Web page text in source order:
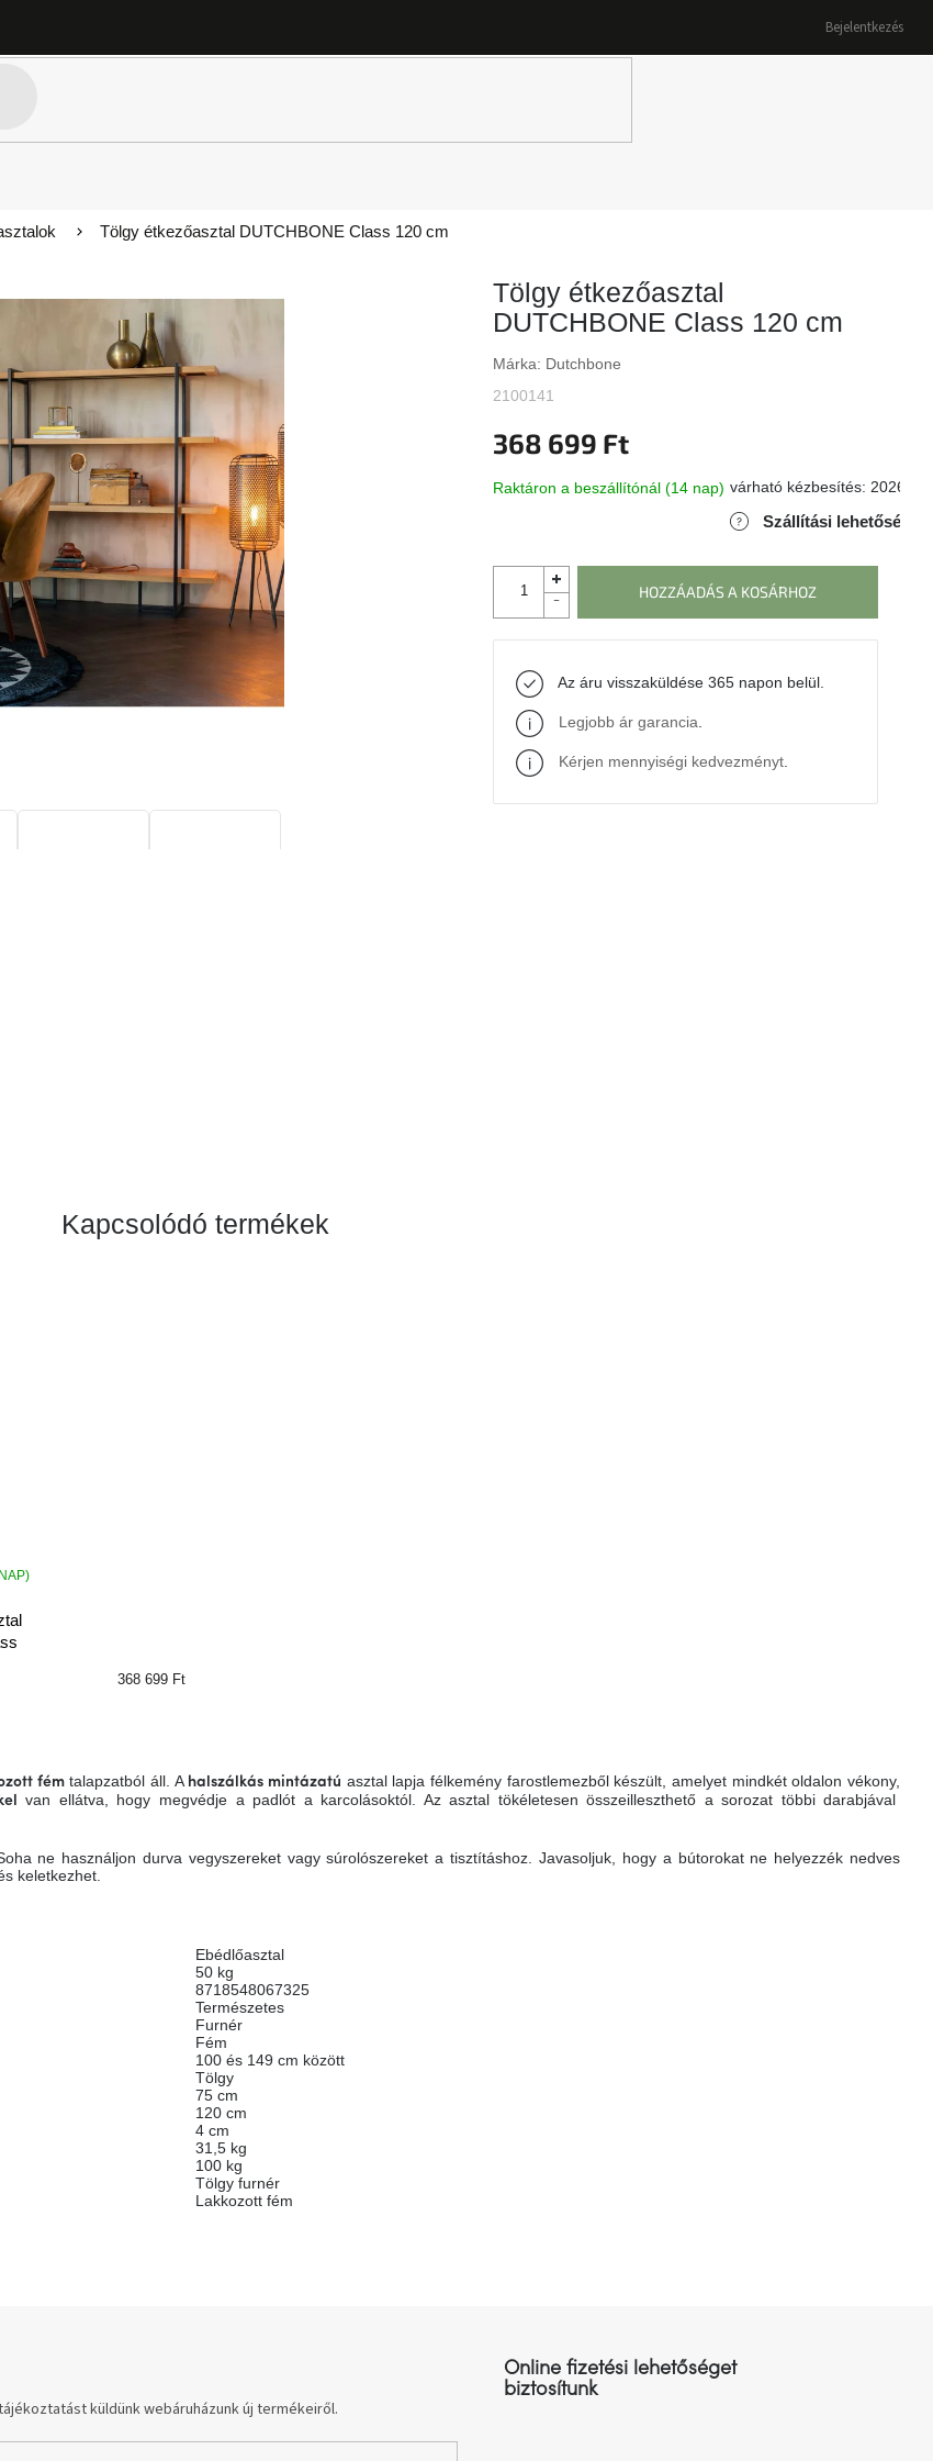
Bejelentkezés
Tölgy étkezőasztal DUTCHBONE Class 120 cm
Tölgy étkezőasztal
DUTCHBONE Class 120 cm
Márka: Dutchbone
2100141
368 699 Ft
Raktáron a beszállítónál (14 nap) várható kézbesítés:
Szállítási lehetőségek
HOZZÁADÁS A KOSÁRHOZ
Az áru visszaküldése 365 napon belül.
Legjobb ár garancia
Kérjen mennyiségi kedvezményt.
Kapcsolódó termékek
368 699 Ft
fémtalapzatból áll. A halszálkás mintázatú asztal lapja félkemény farostlemezből készült, amelyet mindkét oldalon vékony,
van ellátva, hogy megvédje a padlót a karcolásoktól. Az asztal tökéletesen összeilleszthető a sorozat többi darabjával
ne használjon durva vegyszereket vagy súrolószereket a tisztításhoz. Javasoljuk, hogy a bútorokat ne helyezzék nedves
keletkezhet.
Ebédlőasztal
50 kg
8718548067325
Természetes
Furnér
Fém
100 és 149 cm között
Tölgy
75 cm
120 cm
4 cm
31,5 kg
100 kg
Tölgy furnér
Lakkozott fém
küldünk webáruházunk új termékeiről.
Online fizetési lehetőséget
biztosítunk